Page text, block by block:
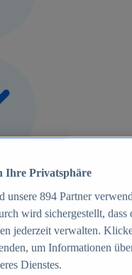
39.000 Online-Shops
Ihre Privatsphäre
unsere 894 Partner
wird sichergestellt,
jederzeit verwalten.
um Informationen
Dienstes.